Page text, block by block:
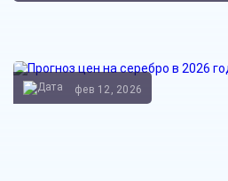
фев 12, 2026